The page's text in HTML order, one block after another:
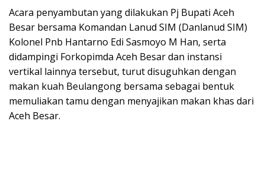
Acara penyambutan yang dilakukan Pj Bupati Aceh
Besar bersama Komandan Lanud SIM (Danlanud SIM)
Kolonel Pnb Hantarno Edi Sasmoyo M Han, serta
didampingi Forkopimda Aceh Besar dan instansi
vertikal lainnya tersebut, turut disuguhkan dengan
makan kuah Beulangong bersama sebagai bentuk
memuliakan tamu dengan menyajikan makan khas dari
Aceh Besar.